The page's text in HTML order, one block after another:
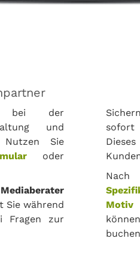
bei der
und
Nutzen Sie
oder
Sie während
Fragen zur
Motiv